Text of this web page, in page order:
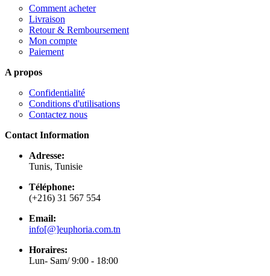
Comment acheter
Livraison
Retour & Remboursement
Mon compte
Paiement
A propos
Confidentialité
Conditions d'utilisations
Contactez nous
Contact Information
Adresse:
Tunis, Tunisie
Téléphone:
(+216) 31 567 554
Email:
info[@]euphoria.com.tn
Horaires:
Lun- Sam/ 9:00 - 18:00